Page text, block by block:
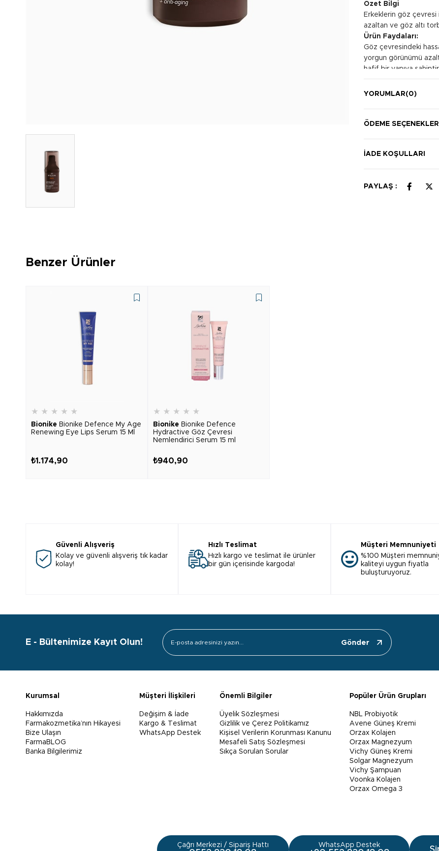
Özet Bilgi
Erkeklerin göz
azaltan ve göz altı
Ürün Faydaları:
Göz çevresindeki
yorgun görünümü
hafif bir yapıya sahiptir.
Kullanım Şekli:
Sabah ve akşam,
YORUMLAR(0)
ÖDEME SEÇENEKLERI
İADE KOŞULLARI
PAYLAŞ :
Benzer Ürünler
★ ★ ★ ★ ★
Bionike Bionike Defence My Age
Renewing Eye Lips Serum 15 Ml
₺1.174,90
★ ★ ★ ★ ★
Bionike Bionike Defence
Hydractive Göz Çevresi
Nemlendirici Serum 15 ml
₺940,90
Güvenli Alışveriş
Kolay ve güvenli alışveriş tık kadar
kolay!
Hızlı Teslimat
Hızlı kargo ve teslimat ile ürünler
bir gün içerisinde kargoda!
Müşteri Memnuniyeti
%100 Müşteri
kaliteyi uygun fiyatla
buluşturuyoruz.
E - Bültenimize Kayıt Olun! Gönder
Kurumsal
Hakkımızda
Farmakozmetika’nın Hikayesi
Bize Ulaşın
FarmaBLOG
Banka Bilgilerimiz
Müşteri İlişkileri
Değişim & İade
Kargo & Teslimat
WhatsApp Destek
Önemli Bilgiler
Üyelik Sözleşmesi
Gizlilik ve Çerez Politikamız
Kişisel Verilerin Korunması Kanunu
Mesafeli Satış Sözleşmesi
Sıkça Sorulan Sorular
Popüler Ürün Grupları
NBL Probiyotik
Avene Güneş Kremi
Orzax Kolajen
Orzax Magnezyum
Vichy Güneş Kremi
Solgar Magnezyum
Vichy Şampuan
Voonka Kolajen
Orzax Omega 3
Çağrı Merkezi / Sipariş Hattı WhatsApp Destek